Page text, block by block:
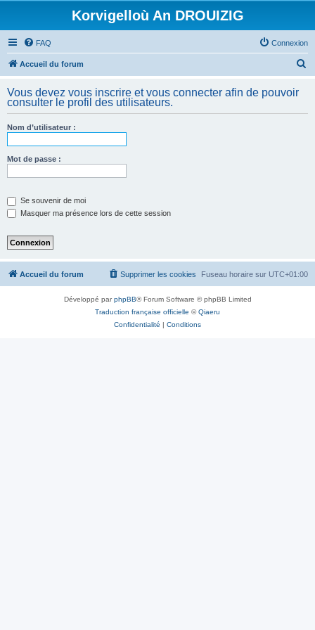
Korvigelloù An DROUIZIG
FAQ Connexion
Accueil du forum
h
Vous devez vous inscrire et vous connecter afin de pouvoir
consulter le profil des utilisateurs.
Nom d’utilisateur :
Mot de passe :
Se souvenir de moi
Masquer ma présence lors de cette session
Accueil du forum Fuseau horaire sur UTC+01:00
Supprimer les cookies
Développé parphpBB® Forum Software © phpBB Limited
Traduction française officielle ©Qiaeru
Confidentialité | Conditions